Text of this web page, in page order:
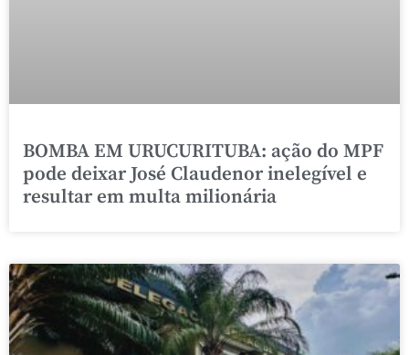
BOMBA EM URUCURITUBA: ação do MPF
pode deixar José Claudenor inelegível e
resultar em multa milionária